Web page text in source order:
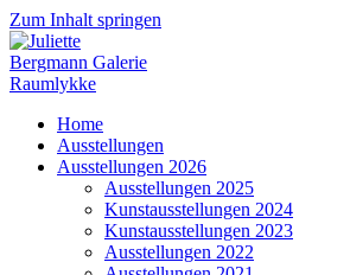
Zum Inhalt springen
Home
Ausstellungen
Ausstellungen 2026
Ausstellungen 2025
Kunstausstellungen 2024
Kunstausstellungen 2023
Ausstellungen 2022